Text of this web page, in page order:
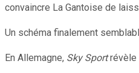
convaincre La Gantoise de
Un schéma finalement
En Allemagne, Sky Sportrévèle